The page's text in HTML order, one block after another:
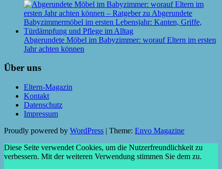
Abgerundete Möbel im Babyzimmer: worauf Eltern im ersten
Jahr achten können
Über uns
Eltern-Magazin
Kontakt
Datenschutz
Impressum
Proudly powered by WordPress | Theme: Envo Magazine
Diese Seite verwendet Cookies, um die Nutzerfreundlichkeit zu
verbessern. Mit der weiteren Verwendung stimmen Sie dem zu.